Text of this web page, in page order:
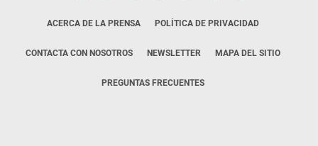
ACERCA DE LA PRENSA POLÍTICA DE PRIVACIDAD
CONTACTA CON NOSOTROS NEWSLETTER MAPA DEL SITIO
PREGUNTAS FRECUENTES